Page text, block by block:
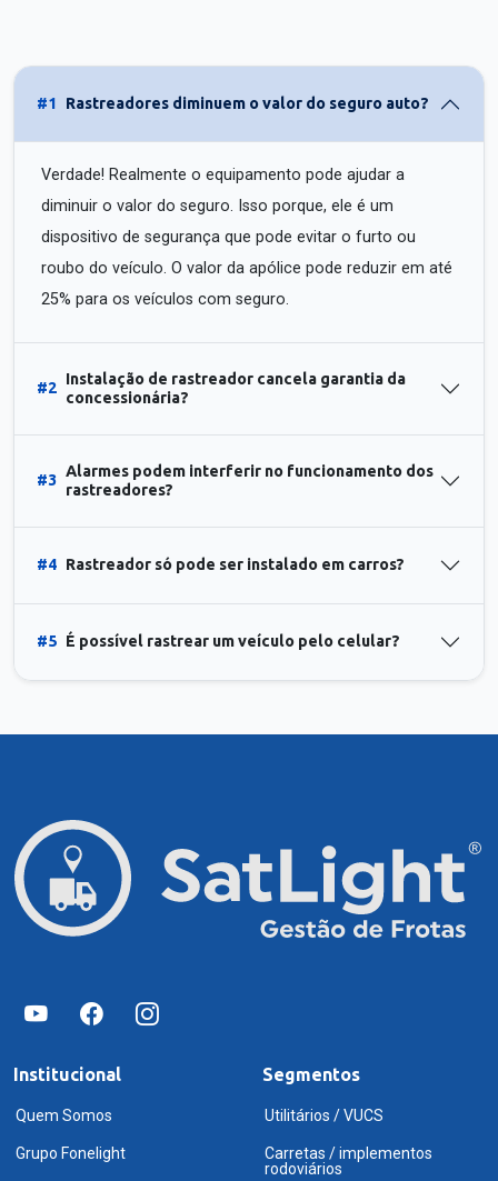
#1 Rastreadores diminuem o valor do seguro auto?
Verdade! Realmente o equipamento pode ajudar a
diminuir o valor do seguro. Isso porque, ele é um
dispositivo de segurança que pode evitar o furto ou
roubo do veículo. O valor da apólice pode reduzir em até
25% para os veículos com seguro.
#2
Instalação de rastreador cancela garantia da
concessionária?
#3
Alarmes podem interferir no funcionamento dos
rastreadores?
#4 Rastreador só pode ser instalado em carros?
#5 É possível rastrear um veículo pelo celular?
Institucional
Quem Somos
Grupo Fonelight
Segmentos
Utilitários / VUCS
Carretas / implementos
rodoviários